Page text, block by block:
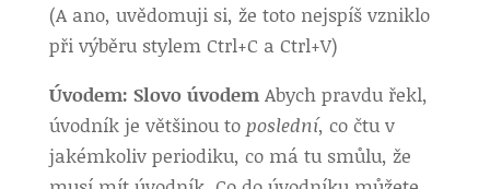
(A ano, uvědomuji si, že toto nejspíš vzniklo
při výběru stylem Ctrl+C a Ctrl+V)
Úvodem: Slovo úvodemAbych pravdu řekl,
úvodník je většinou to poslední, co čtu v
jakémkoliv periodiku, co má tu smůlu, že